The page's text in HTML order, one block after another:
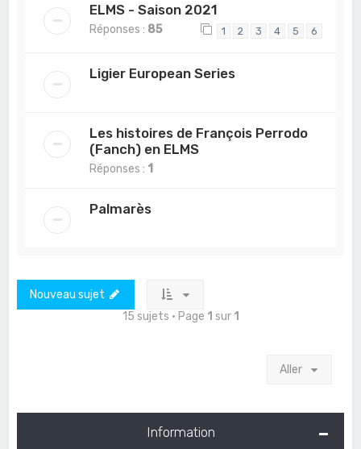
ELMS - Saison 2021
Réponses : 85 1 2 3 4 5 6
Ligier European Series
Les histoires de François Perrodo
(Fanch) en ELMS
Réponses : 1
Palmarès
Nouveau sujet
15 sujets • Page 1 sur 1
Aller
Information